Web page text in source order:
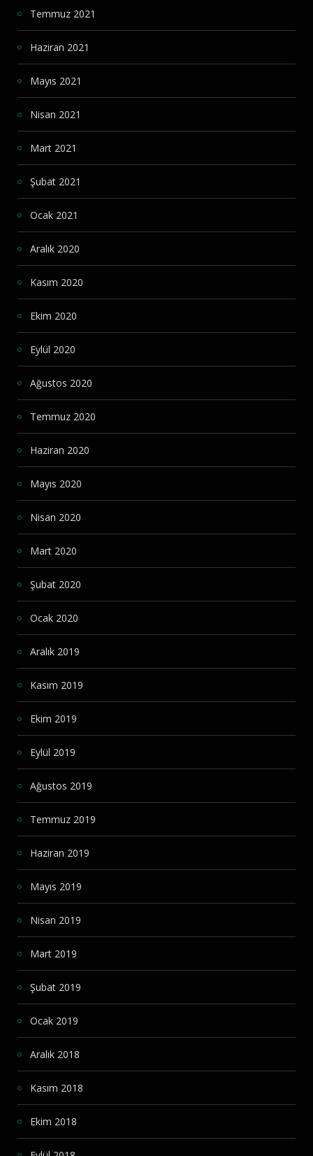
Temmuz 2021
Haziran 2021
Mayıs 2021
Nisan 2021
Mart 2021
Şubat 2021
Ocak 2021
Aralık 2020
Kasım 2020
Ekim 2020
Eylül 2020
Ağustos 2020
Temmuz 2020
Haziran 2020
Mayıs 2020
Nisan 2020
Mart 2020
Şubat 2020
Ocak 2020
Aralık 2019
Kasım 2019
Ekim 2019
Eylül 2019
Ağustos 2019
Temmuz 2019
Haziran 2019
Mayıs 2019
Nisan 2019
Mart 2019
Şubat 2019
Ocak 2019
Aralık 2018
Kasım 2018
Ekim 2018